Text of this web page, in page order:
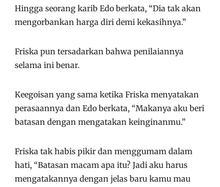
Hingga seorang karib Edo berkata, “Dia tak akan
mengorbankan harga diri demi kekasihnya.”
Friska pun tersadarkan bahwa penilaiannya
selama ini benar.
Keegoisan yang sama ketika Friska menyatakan
perasaannya dan Edo berkata, “Makanya aku beri
batasan dengan mengatakan keinginanmu.”
Friska tak habis pikir dan menggumam dalam
hati, “Batasan macam apa itu? Jadi aku harus
mengatakannya dengan jelas baru kamu mau